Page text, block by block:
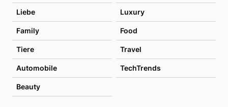
Liebe Luxury
Family Food
Tiere Travel
Automobile TechTrends
Beauty